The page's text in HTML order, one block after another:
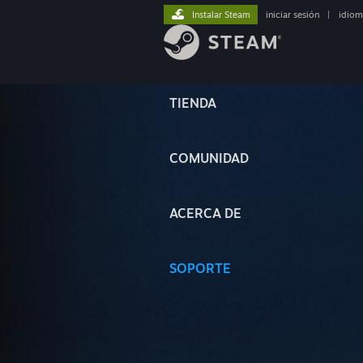
TIENDA
COMUNIDAD
ACERCA DE
SOPORTE
Instalar Steam iniciar sesión